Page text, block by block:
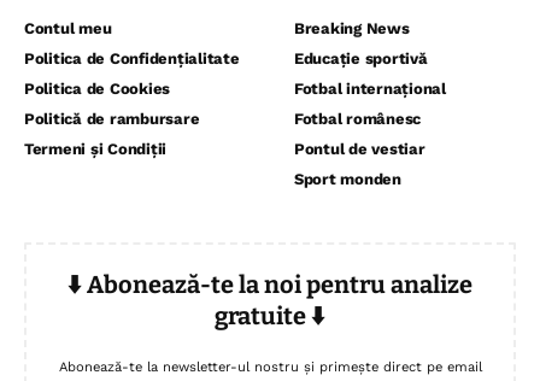
Contul meu
Politica de Confidențialitate
Politica de Cookies
Politică de rambursare
Termeni și Condiții
Breaking News
Educație sportivă
Fotbal internațional
Fotbal românesc
Pontul de vestiar
Sport monden
⬇️ Abonează-te la noi pentru analize
gratuite ⬇️
Abonează-te la newsletter-ul nostru și primește direct pe email